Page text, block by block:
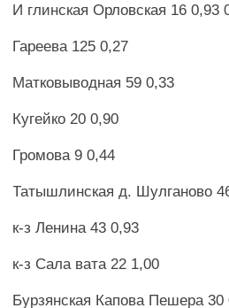
И глинская Орловская 16 0,93
Гареева 125 0,27
Матковыводная 59 0,33
Кугейко 20 0,90
Громова 9 0,44
Татышлинская д. Шулганово
к-з Ленина 43 0,93
к-з Сала вата 22 1,00
Бурзянская Капова Пешера 30